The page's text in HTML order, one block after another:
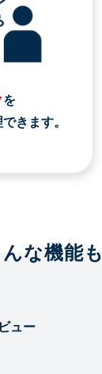
を
きます。
な機能も
ュー